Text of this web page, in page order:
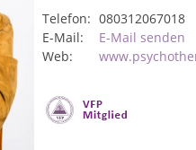
Telefon: 080312067018
E-Mail:
E-Mail senden
Web: